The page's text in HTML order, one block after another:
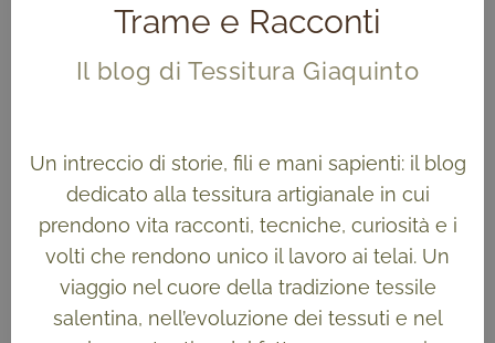
Trame e Racconti
Il blog di Tessitura Giaquinto
Un intreccio di storie, fili e mani sapienti: il blog
dedicato alla tessitura artigianale in cui
prendono vita racconti, tecniche, curiosità e i
volti che rendono unico il lavoro ai telai. Un
viaggio nel cuore della tradizione tessile
salentina, nell’evoluzione dei tessuti e nel